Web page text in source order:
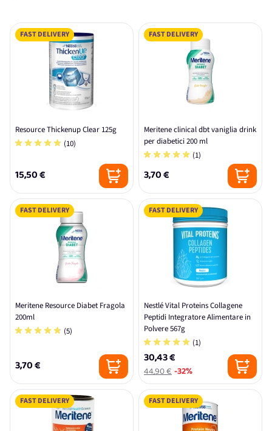
FAST DELIVERY
Resource Thickenup Clear 125g
(10)
15,50 €
FAST DELIVERY
Meritene clinical dbt vaniglia drink
per diabetici 200 ml
(1)
3,70 €
FAST DELIVERY
Meritene Resource Diabet Fragola
200ml
(5)
3,70 €
FAST DELIVERY
Nestlé Vital Proteins Collagene
Peptidi Integratore Alimentare in
Polvere 567g
(1)
30,43 €
44,90 €-32%
FAST DELIVERY FAST DELIVERY